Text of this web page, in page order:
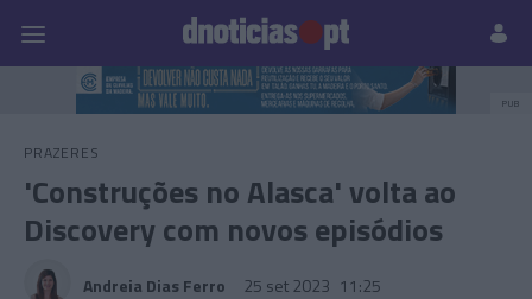
Prazeres Paisagens
PUB
PRAZERES
'Construções no Alasca' volta ao
Discovery com novos episódios
Andreia Dias Ferro 25 set 2023 11:25